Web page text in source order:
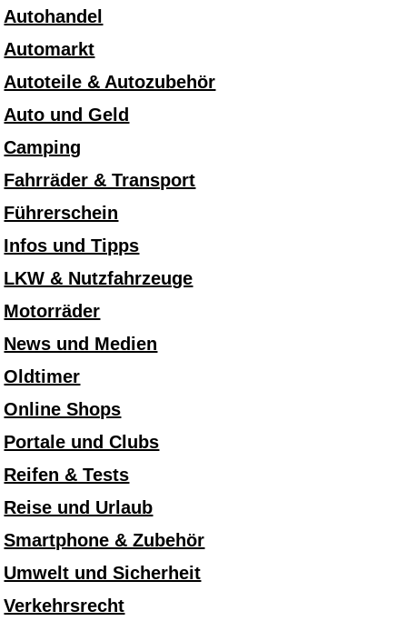
Autohandel
Automarkt
Autoteile & Autozubehör
Auto und Geld
Camping
Fahrräder & Transport
Führerschein
Infos und Tipps
LKW & Nutzfahrzeuge
Motorräder
News und Medien
Oldtimer
Online Shops
Portale und Clubs
Reifen & Tests
Reise und Urlaub
Smartphone & Zubehör
Umwelt und Sicherheit
Verkehrsrecht